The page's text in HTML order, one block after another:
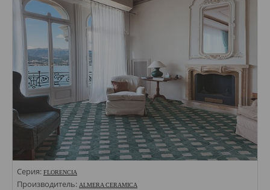
Серия: FLORENCIA
Производитель: ALMERA CERAMICA